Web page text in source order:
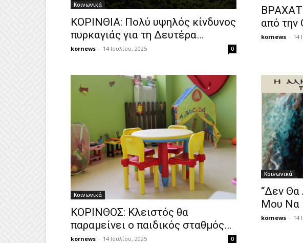
Κοινωνικά
ΚΟΡΙΝΘΙΑ: Πολύ υψηλός κίνδυνος
πυρκαγιάς για τη Δευτέρα…
kornews - 14 Ιουλίου, 2025 0
από την
kornews - 14
Κοινωνικά
ΚΟΡΙΝΘΟΣ: Κλειστός θα
παραμείνει ο παιδικός σταθμός…
kornews - 14 Ιουλίου, 2025 0
Κοινωνικά
“Δεν
Μου Να
kornews - 14